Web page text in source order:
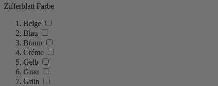
Zifferblatt Farbe
Beige
Blau
Braun
Créme
Gelb
Grau
Grün